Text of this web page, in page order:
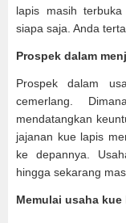
lapis masih
siapa saja. Anda
Prospek dalam
Prospek dalam
cemerlang.
mendatangkan
jajanan kue lapis
ke depannya.
hingga sekarang
Memulai usaha kue